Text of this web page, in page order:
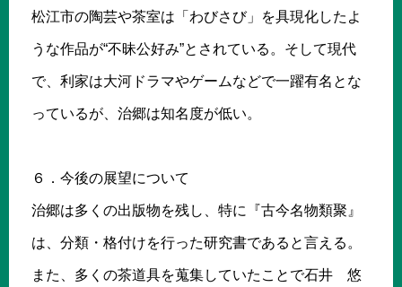
松江市の陶芸や茶室は「わびさび」を具現化したよ
うな作品が“不昧公好み”とされている。そして現代
で、利家は大河ドラマやゲームなどで一躍有名とな
っているが、治郷は知名度が低い。
６．今後の展望について
治郷は多くの出版物を残し、特に『古今名物類聚』
は、分類・格付けを行った研究書であると言える。
また、多くの茶道具を蒐集していたことで石井 悠